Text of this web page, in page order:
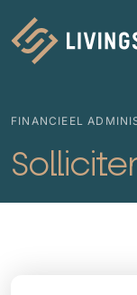
Homepage
FINANCIEEL